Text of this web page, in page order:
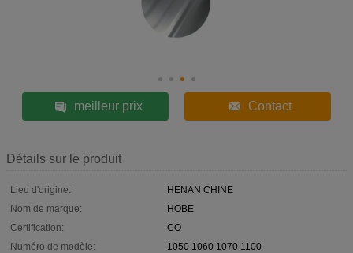
meilleur prix Contact
Détails sur le produit
Lieu d'origine:
HENAN CHINE
Nom de marque:
HOBE
Certification:
CO
Numéro de modèle:
1050 1060 1070 1100